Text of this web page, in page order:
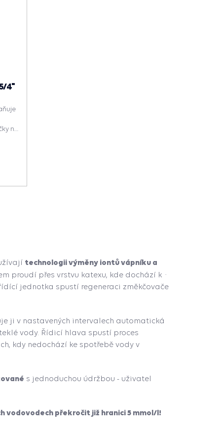
4"
na
technologii výměny iontů vápníku a
proudí přes vrstvu katexu, kde dochází k ·
jednotka spustí regeneraci změkčovače
ji v nastavených intervalech automatická
vody. Řídicí hlava spustí proces
kdy nedochází ke spotřebě vody v
s jednoduchou údržbou - uživatel
překročit již hranici 5 mmol/l!